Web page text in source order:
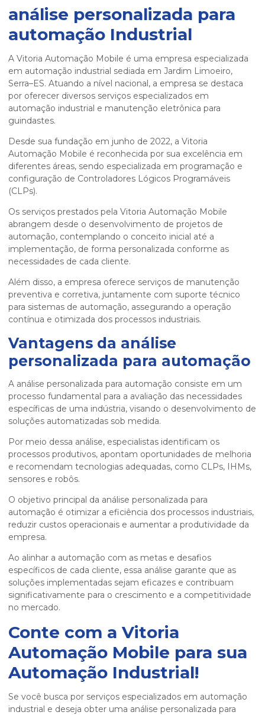
análise personalizada para
automação Industrial
A Vitoria Automação Mobile é uma empresa especializada
em automação industrial sediada em Jardim Limoeiro,
Serra–ES. Atuando a nível nacional, a empresa se destaca
por oferecer diversos serviços especializados em
automação industrial e manutenção eletrônica para
guindastes.
Desde sua fundação em junho de 2022, a Vitoria
Automação Mobile é reconhecida por sua excelência em
diferentes áreas, sendo especializada em programação e
configuração de Controladores Lógicos Programáveis
(CLPs).
Os serviços prestados pela Vitoria Automação Mobile
abrangem desde o desenvolvimento de projetos de
automação, contemplando o conceito inicial até a
implementação, de forma personalizada conforme as
necessidades de cada cliente.
Além disso, a empresa oferece serviços de manutenção
preventiva e corretiva, juntamente com suporte técnico
para sistemas de automação, assegurando a operação
contínua e otimizada dos processos industriais.
Vantagens da análise
personalizada para automação
A análise personalizada para automação consiste em um
processo fundamental para a avaliação das necessidades
específicas de uma indústria, visando o desenvolvimento de
soluções automatizadas sob medida.
Por meio dessa análise, especialistas identificam os
processos produtivos, apontam oportunidades de melhoria
e recomendam tecnologias adequadas, como CLPs, IHMs,
sensores e robôs.
O objetivo principal da análise personalizada para
automação é otimizar a eficiência dos processos industriais,
reduzir custos operacionais e aumentar a produtividade da
empresa.
Ao alinhar a automação com as metas e desafios
específicos de cada cliente, essa análise garante que as
soluções implementadas sejam eficazes e contribuam
significativamente para o crescimento e a competitividade
no mercado.
Conte com a Vitoria
Automação Mobile para sua
Automação Industrial!
Se você busca por serviços especializados em automação
industrial e deseja obter uma análise personalizada para